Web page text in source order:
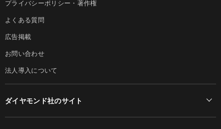
プライバシーポリシー・著作権
よくある質問
広告掲載
お問い合わせ
法人導入について
ダイヤモンド社のサイト